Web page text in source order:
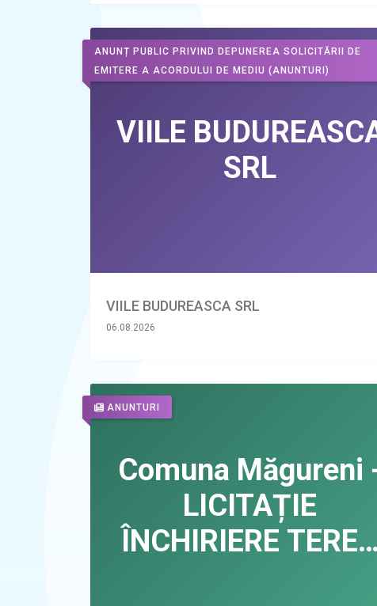
ANUNȚ PUBLIC PRIVIND DEPUNEREA SOLICITĂRII DE
EMITERE A ACORDULUI DE MEDIU (ANUNTURI)
VIILE BUDUREASCA SRL
06.08.2026
ANUNTURI